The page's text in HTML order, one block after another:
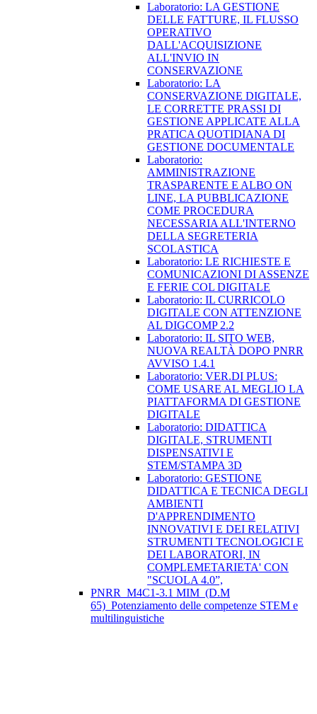
Laboratorio: LA GESTIONE
DELLE FATTURE, IL FLUSSO
OPERATIVO
DALL'ACQUISIZIONE
ALL'INVIO IN
CONSERVAZIONE
Laboratorio: LA
CONSERVAZIONE DIGITALE,
LE CORRETTE PRASSI DI
GESTIONE APPLICATE ALLA
PRATICA QUOTIDIANA DI
GESTIONE DOCUMENTALE
Laboratorio:
AMMINISTRAZIONE
TRASPARENTE E ALBO ON
LINE, LA PUBBLICAZIONE
COME PROCEDURA
NECESSARIA ALL'INTERNO
DELLA SEGRETERIA
SCOLASTICA
Laboratorio: LE RICHIESTE E
COMUNICAZIONI DI ASSENZE
E FERIE COL DIGITALE
Laboratorio: IL CURRICOLO
DIGITALE CON ATTENZIONE
AL DIGCOMP 2.2
Laboratorio: IL SITO WEB,
NUOVA REALTÀ DOPO PNRR
AVVISO 1.4.1
Laboratorio: VER.DI PLUS:
COME USARE AL MEGLIO LA
PIATTAFORMA DI GESTIONE
DIGITALE
Laboratorio: DIDATTICA
DIGITALE, STRUMENTI
DISPENSATIVI E
STEM/STAMPA 3D
Laboratorio: GESTIONE
DIDATTICA E TECNICA DEGLI
AMBIENTI
D'APPRENDIMENTO
INNOVATIVI E DEI RELATIVI
STRUMENTI TECNOLOGICI E
DEI LABORATORI, IN
COMPLEMETARIETA' CON
"SCUOLA 4.0”,
PNRR_M4C1-3.1 MIM_(D.M
65)_Potenziamento delle competenze STEM e
multilinguistiche